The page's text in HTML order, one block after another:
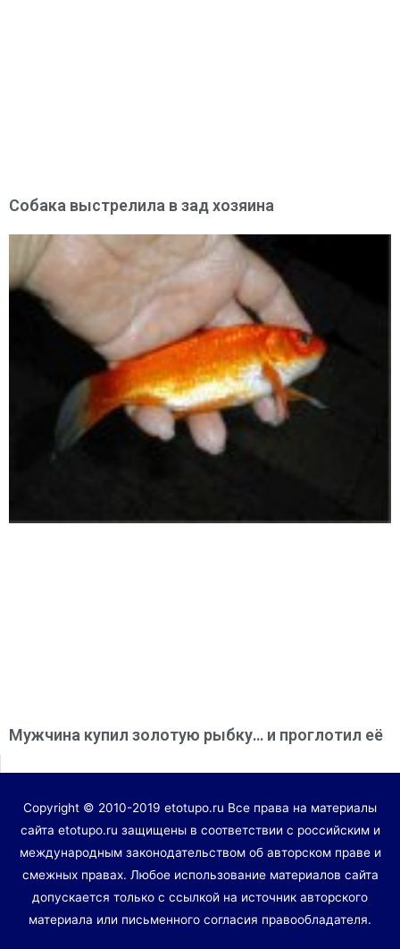
Собака выстрелила в зад хозяина
Мужчина купил золотую рыбку… и проглотил её
Copyright © 2010-2019 etotupo.ru Все права на материалы
сайта etotupo.ru защищены в соответствии с российским и
международным законодательством об авторском праве и
смежных правах. Любое использование материалов сайта
допускается только с ссылкой на источник авторского
материала или письменного согласия правообладателя.